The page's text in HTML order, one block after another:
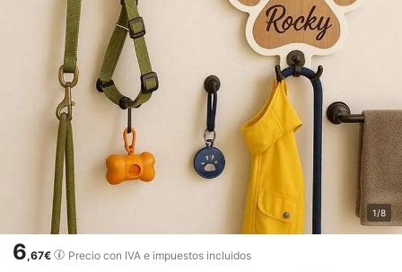
1/8
6,67€ Precio con IVA e impuestos incluidos